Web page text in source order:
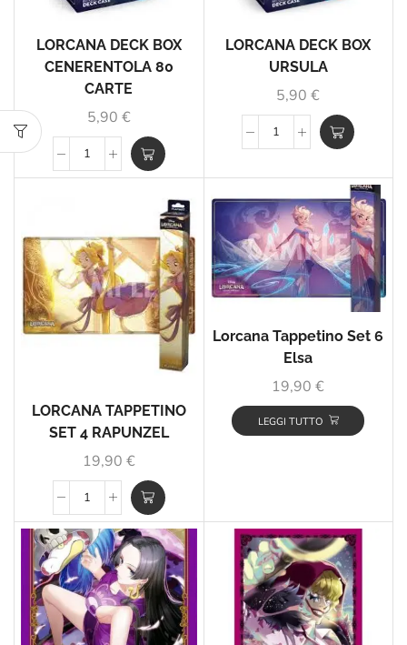
LORCANA DECK BOX
CENERENTOLA 80
CARTE
5,90 €
LORCANA DECK BOX
URSULA
5,90€
LORCANA TAPPETINO
SET 4 RAPUNZEL
19,90 €
Lorcana Tappetino Set 6
Elsa
19,90€
LEGGI TUTTO